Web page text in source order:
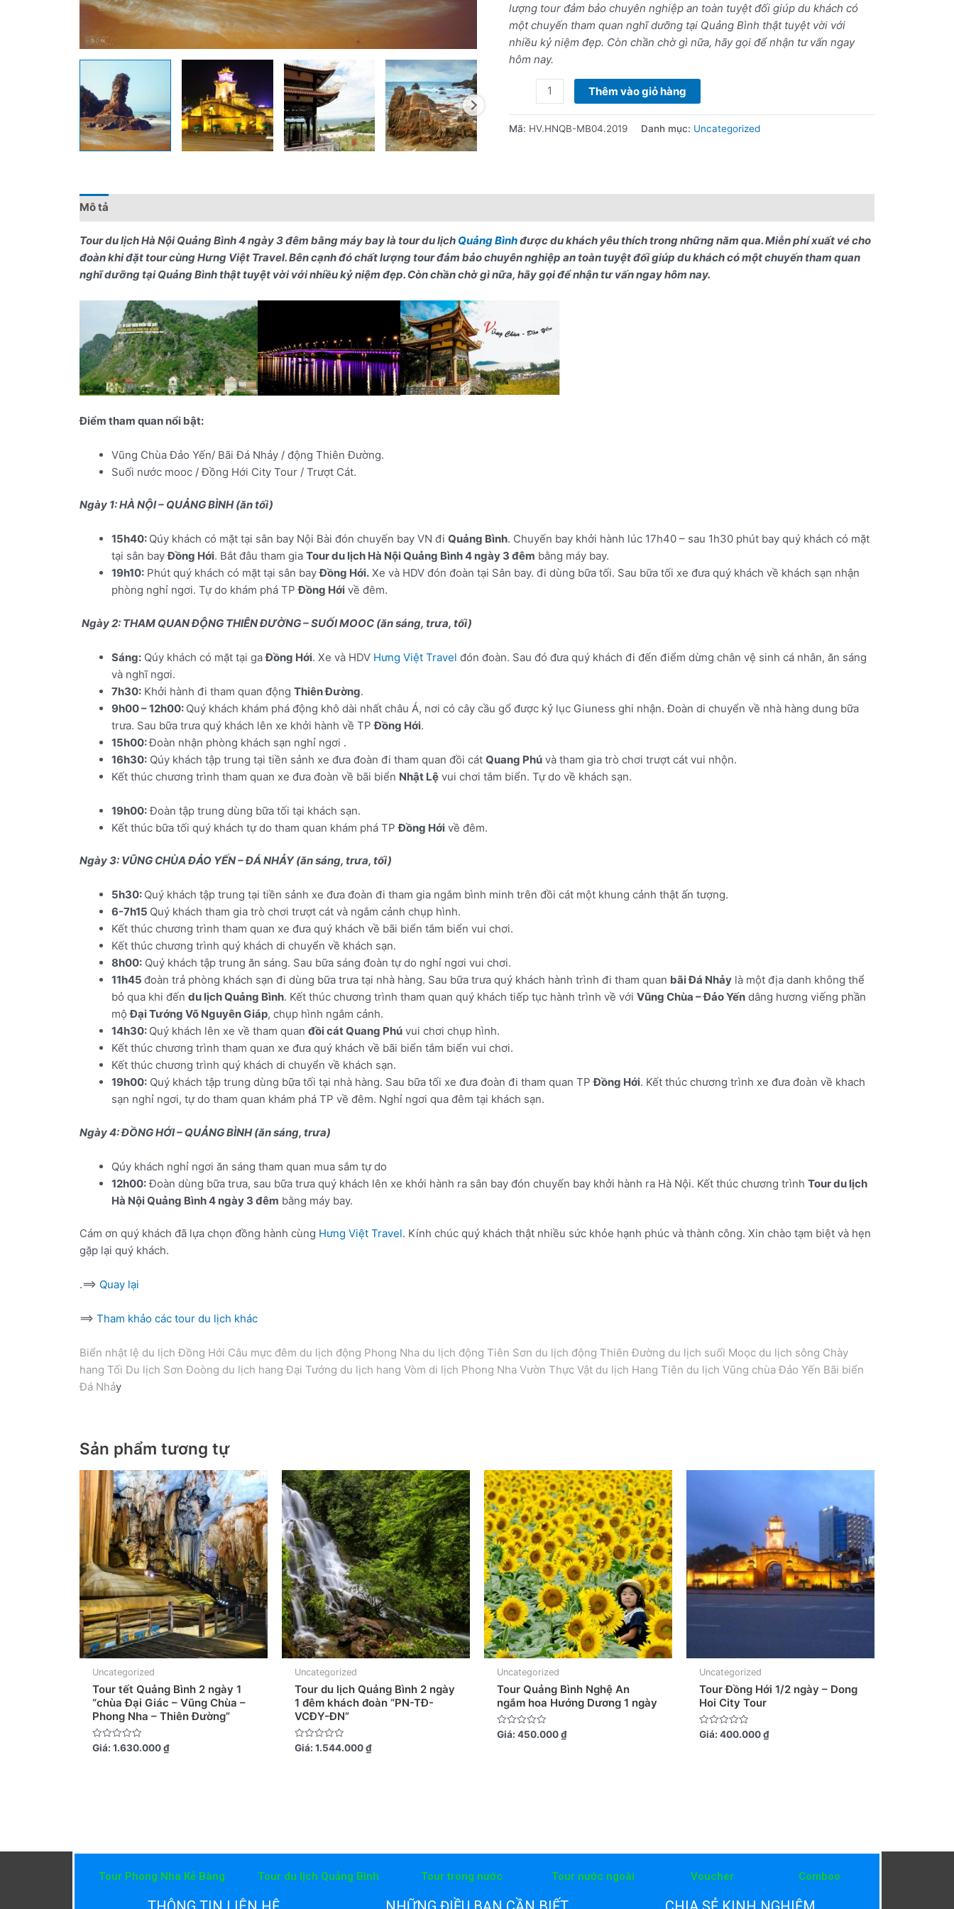
lượng tour đảm bảo chuyên nghiệp an toàn tuyệt đối giúp du khách có
một chuyến tham quan nghĩ dưỡng tại Quảng Bình thật tuyệt vời với
nhiều kỷ niệm đẹp. Còn chần chờ gì nữa, hãy gọi để nhận tư vấn ngay
hôm nay.
bằng
máy
bay
số
Thêm vào giỏ hàng
Mã: HV.HNQB-MB04.2019 Danh mục: Uncategorized
Mô tả
Tour du lịch Hà Nội Quảng Bình 4 ngày 3 đêm bằng máy bay là tour du lịch Quảng Bìnhđược du khách yêu thích trong những năm qua. Miễn phí xuất vé cho
đoàn khi đặt tour cùngHưng Việt Travel. Bên cạnh đó chất lượng tour đảm bảo chuyên nghiệp an toàn tuyệt đối giúp du khách có một chuyến tham quan
nghĩ dưỡng tại Quảng Bình thật tuyệt vời với nhiều kỷ niệm đẹp. Còn chần chờ gì nữa, hãy gọi để nhận tư vấn ngay hôm nay.
Điểm tham quan nổi bật:
Vũng Chùa Đảo Yến/ Bãi Đá Nhảy / động Thiên Đường.
Suối nước mooc / Đồng Hới City Tour / Trượt Cát.
Ngày 1: HÀ NỘI – QUẢNG BÌNH (ăn tối)
15h40: Qúy khách có mặt tại sân bay Nội Bài đón chuyến bay VN đi Quảng Bình. Chuyến bay khởi hành lúc 17h40 – sau 1h30 phút bay quý khách có mặt
tại sân bayĐồng Hới. Bắt đâu tham gia Tour du lịch Hà Nội Quảng Bình 4 ngày 3 đêm bằng máy bay.
19h10: Phút quý khách có mặt tại sân bayĐồng Hới. Xe và HDV đón đoàn tại Sân bay. đi dùng bữa tối. Sau bữa tối xe đưa quý khách về khách sạn nhận
phòng nghỉ ngơi. Tự do khám phá TPĐồng Hới về đêm.
Ngày 2: THAM QUAN ĐỘNG THIÊN ĐƯỜNG – SUỐI MOOC (ăn sáng, trưa, tối)
Sáng: Qúy khách có mặt tại gaĐồng Hới. Xe và HDV Hưng Việt Travel đón đoàn. Sau đó đưa quý khách đi đến điểm dừng chân vệ sinh cá nhân, ăn sáng
và nghĩ ngơi.
7h30: Khởi hành đi tham quan động Thiên Đường.
9h00 – 12h00: Quý khách khám phá động khô dài nhất châu Á, nơi có cây cầu gổ được kỷ lục Giuness ghi nhận. Đoàn di chuyển về nhà hàng dung bữa
trưa. Sau bữa trưa quý khách lên xe khởi hành về TPĐồng Hới.
15h00:Đoàn nhận phòng khách sạn nghỉ ngơi .
16h30: Qúy khách tập trung tại tiền sảnh xe đưa đoàn đi tham quan đồi cát Quang Phú và tham gia trò chơi trượt cát vui nhộn.
Kết thúc chương trình tham quan xe đưa đoàn về bãi biển Nhật Lệ vui chơi tắm biển. Tự do về khách sạn.
19h00:Đoàn tập trung dùng bữa tối tại khách sạn.
Kết thúc bữa tối quý khách tự do tham quan khám phá TPĐồng Hới về đêm.
Ngày 3: VŨNG CHÙA ĐẢO YẾN – ĐÁ NHẢY (ăn sáng, trưa, tối)
5h30: Quý khách tập trung tại tiền sảnh xe đưa đoàn đi tham gia ngắm bình minh trên đồi cát một khung cảnh thật ấn tượng.
6-7h15 Quý khách tham gia trò chơi trượt cát và ngắm cảnh chụp hình.
Kết thúc chương trình tham quan xe đưa quý khách về bãi biển tắm biển vui chơi.
Kết thúc chương trình quý khách di chuyển về khách sạn.
8h00: Quý khách tập trung ăn sáng. Sau bữa sáng đoàn tự do nghỉ ngơi vui chơi.
11h45 đoàn trả phòng khách sạn đi dùng bữa trưa tại nhà hàng. Sau bữa trưa quý khách hành trình đi tham quan bãi Đá Nhảy là một địa danh không thể
bỏ qua khi đến du lịch Quảng Bình. Kết thúc chương trình tham quan quý khách tiếp tục hành trình về với Vũng Chùa – Đảo Yến dâng hương viếng phần
mộĐại Tướng Võ Nguyên Giáp, chụp hình ngắm cảnh.
14h30: Quý khách lên xe về tham quan đồi cát Quang Phú vui chơi chụp hình.
Kết thúc chương trình tham quan xe đưa quý khách về bãi biển tắm biển vui chơi.
Kết thúc chương trình quý khách di chuyển về khách sạn.
19h00: Quý khách tập trung dùng bữa tối tại nhà hàng. Sau bữa tối xe đưa đoàn đi tham quan TPĐồng Hới. Kết thúc chương trình xe đưa đoàn về khach
sạn nghỉ ngơi, tự do tham quan khám phá TP về đêm. Nghỉ ngơi qua đêm tại khách sạn.
Ngày 4: ĐỒNG HỚI – QUẢNG BÌNH (ăn sáng, trưa)
Qúy khách nghỉ ngơi ăn sáng tham quan mua sắm tự do
12h00:Đoàn dùng bữa trưa, sau bữa trưa quý khách lên xe khởi hành ra sân bay đón chuyến bay khởi hành ra Hà Nội. Kết thúc chương trình Tour du lịch
Hà Nội Quảng Bình 4 ngày 3 đêm bằng máy bay.
Cám ơn quý khách đã lựa chọn đồng hành cùng Hưng Việt Travel. Kính chúc quý khách thật nhiều sức khỏe hạnh phúc và thành công. Xin chào tạm biệt và hẹn
gặp lại quý khách.
.==> Quay lại
==> Tham khảo các tour du lịch khác
Biển nhật lệ du lịch Đồng Hới Câu mực đêm du lịch động Phong Nha du lịch động Tiên Sơn du lịch động Thiên Đường du lịch suối Moọc du lịch sông Chày
hang Tối Du lịch Sơn Đoòng du lịch hang Đại Tướng du lịch hang Vòm di lịch Phong Nha Vườn Thực Vật du lịch Hang Tiên du lịch Vũng chùa Đảo Yến Bãi biển
Đá Nhảy
Sản phẩm tương tự
Uncategorized
Tour tết Quảng Bình 2 ngày 1
“chùa Đại Giác – Vũng Chùa –
Phong Nha – Thiên Đường”
Được
Giá: 1.630.000₫
Uncategorized
Tour du lịch Quảng Bình 2 ngày
1 đêm khách đoàn “PN-TĐ-
VCĐY-ĐN”
Được
Giá: 1.544.000₫
Uncategorized
Tour Quảng Bình Nghệ An
ngắm hoa Hướng Dương 1 ngày
Được
Giá: 450.000₫
Uncategorized
Tour Đồng Hới 1/2 ngày – Dong
Hoi City Tour
Được
Giá: 400.000₫
Tour Phong Nha Kẻ Bàng Tour du lịch Quảng Bình Tour trong nước Tour nước ngoài Voucher Comboo